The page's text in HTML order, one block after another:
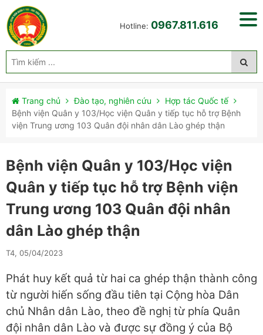
Hotline: 0967.811.616
Trang chủ Đào tạo, nghiên cứu
Hợp tác Quốc tế
Bệnh viện Quân y 103/Học viện Quân y tiếp tục hỗ trợ Bệnh
viện Trung ương 103 Quân đội nhân dân Lào ghép thận
Bệnh viện Quân y 103/Học viện
Quân y tiếp tục hỗ trợ Bệnh viện
Trung ương 103 Quân đội nhân
dân Lào ghép thận
T4, 05/04/2023
Phát huy kết quả từ hai ca ghép thận thành công
từ người hiến sống đầu tiên tại Cộng hòa Dân
chủ Nhân dân Lào, theo đề nghị từ phía Quân
đội nhân dân Lào và được sự đồng ý của Bộ